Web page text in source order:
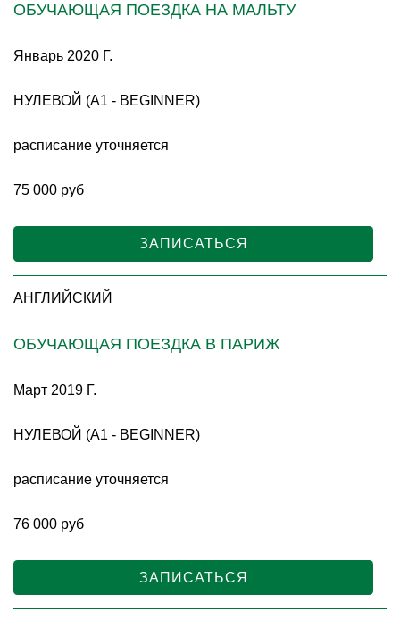
ОБУЧАЮЩАЯ ПОЕЗДКА НА МАЛЬТУ
Январь 2020 Г.
НУЛЕВОЙ (A1 - BEGINNER)
расписание уточняется
75 000 руб
ЗАПИСАТЬСЯ
АНГЛИЙСКИЙ
ОБУЧАЮЩАЯ ПОЕЗДКА В ПАРИЖ
Март 2019 Г.
НУЛЕВОЙ (A1 - BEGINNER)
расписание уточняется
76 000 руб
ЗАПИСАТЬСЯ